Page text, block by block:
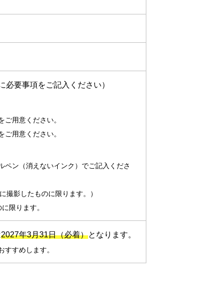
要事項をご記入ください）
用意ください。
用意ください。
ン（消えないインク）でご記入くださ
影したものに限ります。）
限ります。
2027年3月31日（必着）となります。
すめします。